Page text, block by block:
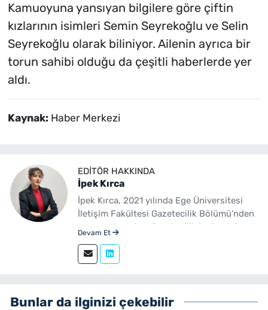
Kamuoyuna yansıyan bilgilere göre çiftin
kızlarının isimleri Semin Seyrekoğlu ve Selin
Seyrekoğlu olarak biliniyor. Ailenin ayrıca bir
torun sahibi olduğu da çeşitli haberlerde yer
aldı.
Kaynak: Haber Merkezi
EDITÖR HAKKINDA
İpek Kırca
İpek Kırca, 2021 yılında Ege Üniversitesi
İletişim Fakültesi Gazetecilik Bölümü'nden
mezun olmuştur. Gazetecilik kariyerini
yenibakishaber.com bünyesinde muhabir
ve editör olarak görev yapmaktadır.
Devam Et
Bunlar da ilginizi çekebilir